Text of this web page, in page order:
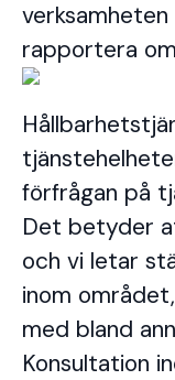
rapportera
förfrågan på
Det betyder
och vi letar
inom
med bland
Konsultation